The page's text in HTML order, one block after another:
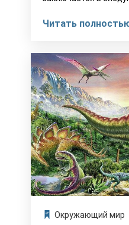
Читать
Окружающий мир